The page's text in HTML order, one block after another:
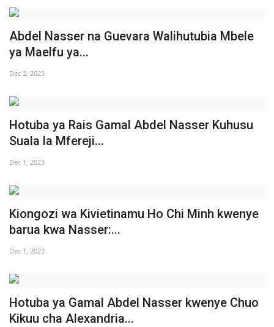
Harakati ya Nasser kwa Vijana
Kanuni na Masharti ya Udhamini wa
Nasser
Nyaraka na Marejeleo
Waanzilishi
Raia wa ulimwengu mzima
Nyaraka
Washiriki
Abdel Nasser na Guevara Walihutubia Mbele
ya Maelfu ya...
Dec 2, 2023
Hotuba ya Rais Gamal Abdel Nasser Kuhusu
Suala la Mfereji...
Dec 1, 2023
Kiongozi wa Kivietinamu Ho Chi Minh kwenye
barua kwa Nasser:...
Dec 1, 2023
Hotuba ya Gamal Abdel Nasser kwenye Chuo
Kikuu cha Alexandria...